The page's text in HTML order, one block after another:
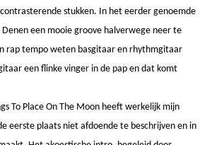
stukken. In het eerder genoemde
een mooie groove halverwege neer te
rap tempo weten basgitaar en rhythmgitaar
een flinke vinger in de pap en dat komt
To Place On The Moon heeft werkelijk mijn
eerste plaats niet afdoende te beschrijven en in